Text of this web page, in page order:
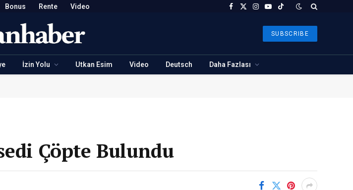
Bonus Rente Video Facebook
X
Instagram
YouTubeTikTok
SUBSCRIBE
İzin Yolu Utkan Esim Video Deutsch Daha Fazlası
Çöpte Bulundu